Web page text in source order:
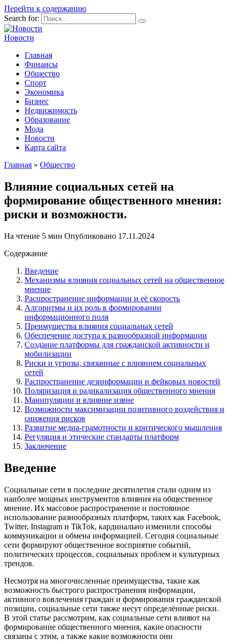
Перейти к содержанию
Search for:
Новости
Главная
Финансы
Общество
Спорт
Экономика
Бизнес
Недвижимость
Образование
Мода
Новости
Карта сайта
Главная » Общество
Влияние социальных сетей на
формирование общественного мнения:
риски и возможности.
На чтение 5 мин Опубликовано 17.11.2024
Содержание
Введение
Механизмы влияния социальных сетей на общественное
мнение
Распространение информации и её скорость
Алгоритмы и их роль в формировании
информационного поля
Преимущества влияния социальных сетей
Обеспечение доступа к разнообразной информации
Создание платформы для гражданской активности и
мобилизации
Риски и угрозы, связанные с влиянием социальных
сетей
Распространение дезинформации и фейковых новостей
Поляризация и радикализация общественного мнения
Манипуляции и влияние извне
Возможности максимизации позитивного воздействия и
снижения рисков
Развитие медиа-грамотности и критического мышления
Регуляция и этические стандарты платформ
Заключение
Введение
Социальные сети в последние десятилетия стали одним из
наиболее мощных инструментов влияния на общественное
мнение. Их массовое распространение и постоянное
использование разнообразных платформ, таких как Facebook,
Twitter, Instagram и TikTok, кардинально изменили способы
коммуникации и обмена информацией. Сегодня социальные
сети формируют общественное восприятие событий,
политических процессов, социальных проблем и культурных
трендов.
Несмотря на многочисленные преимущества, такие как
возможность быстрого распространения информации,
активного вовлечения граждан и формирования гражданской
позиции, социальные сети также несут определённые риски.
В этой статье рассмотрим, как социальные сети влияют на
формирование общественного мнения, какие опасности
связаны с этим, а также какие возможности они